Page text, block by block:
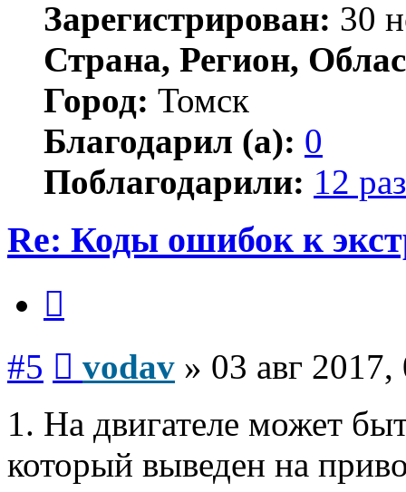
Зарегистрирован: 30
Страна, Регион,
Город: Томск
Благодарил (а): 0
Поблагодарили: 12 раз
Re: Коды ошибок к
#5 vodav » 03 авг 2017,
1. На двигателе может
который выведен на